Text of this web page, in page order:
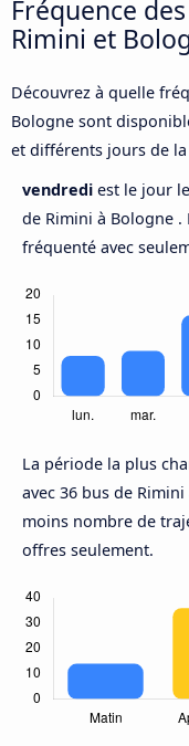
Fréquence
Rimini et
Découvrez à quelle
Bologne sont
et différents jours de la
vendredi est le jour
de Rimini à Bologne .
fréquenté avec
La période la plus
avec 36 bus de
moins nombre de
offres seulement.